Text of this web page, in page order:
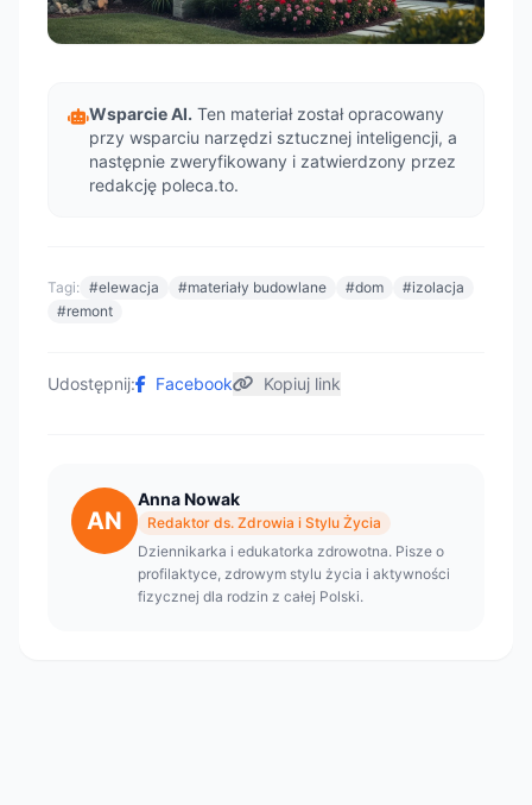
Wsparcie AI. Ten materiał został opracowany
przy wsparciu narzędzi sztucznej inteligencji, a
następnie zweryfikowany i zatwierdzony przez
redakcję poleca.to.
Tagi: #elewacja #materiały budowlane #dom
#izolacja
#remont
Udostępnij: Facebook Kopiuj link
AN
Anna Nowak
Redaktor ds. Zdrowia i Stylu Życia
Dziennikarka i edukatorka zdrowotna. Pisze o
profilaktyce, zdrowym stylu życia i aktywności
fizycznej dla rodzin z całej Polski.